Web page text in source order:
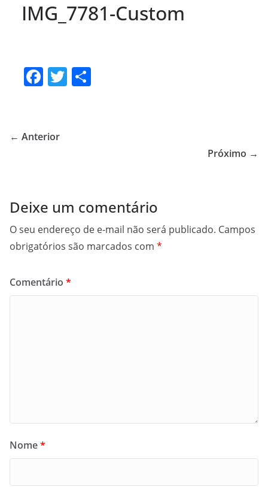
IMG_7781-Custom
F
e
k
T
← Anterior
Próximo →
Deixe um comentário
O seu endereço de e-mail não será publicado. Campos
obrigatórios são marcados com *
Comentário *
Nome*